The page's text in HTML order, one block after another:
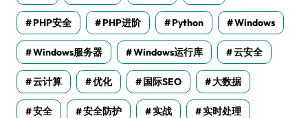
PHP安全 PHP进阶 Python Windows
Windows服务器 Windows运行库 云安全
云计算 优化 国际SEO 大数据
安全 安全防护 实战 实时处理